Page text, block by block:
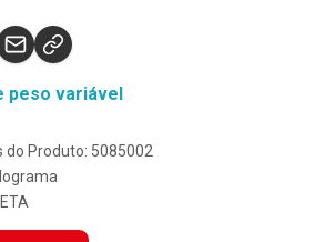
peso variável
do Produto: 5085002